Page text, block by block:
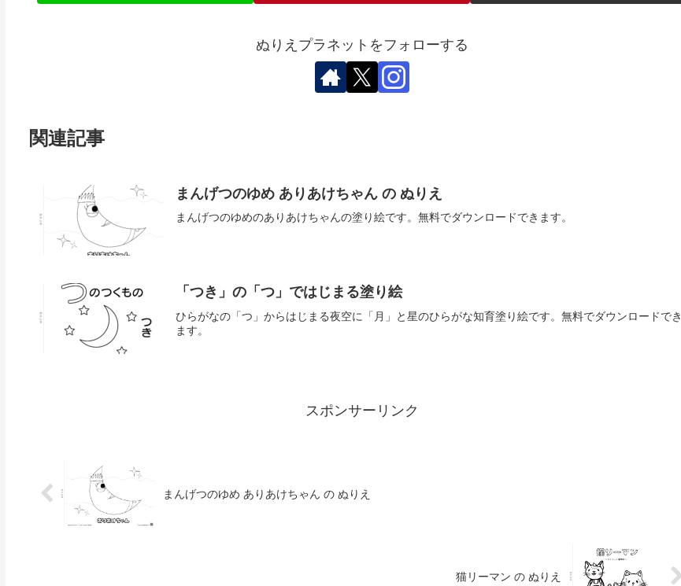
ぬりえプラネットをフォローする
関連記事
まんげつのゆめ ありあけちゃん の ぬりえ
まんげつのゆめのありあけちゃんの塗り絵です。無料でダウンロードできます。
「つき」の「つ」ではじまる塗り絵
ひらがなの「つ」からはじまる夜空に「月」と星のひらがな知育塗り絵です。無料でダウンロードでき
ます。
スポンサーリンク
まんげつのゆめ ありあけちゃん の ぬりえ
猫リーマン の ぬりえ